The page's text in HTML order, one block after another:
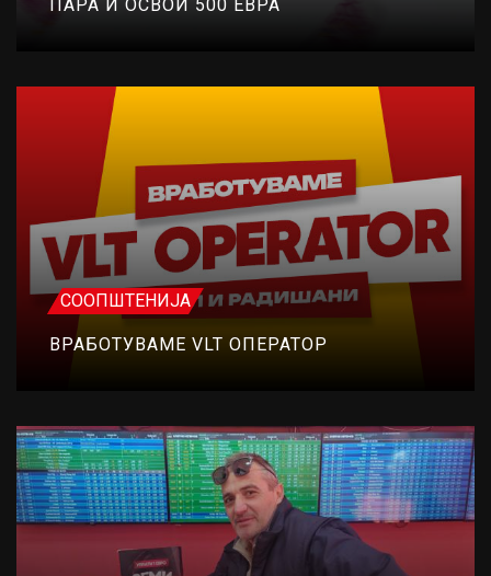
ПАРА И ОСВОИ 500 ЕВРА
СООПШТЕНИЈА
ВРАБОТУВАМЕ VLT ОПЕРАТОР